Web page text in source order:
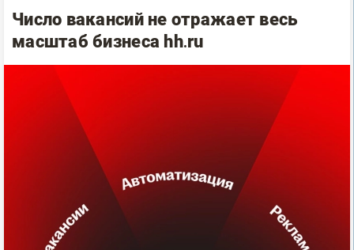
Число вакансий не отражает весь
масштаб бизнеса hh․ru